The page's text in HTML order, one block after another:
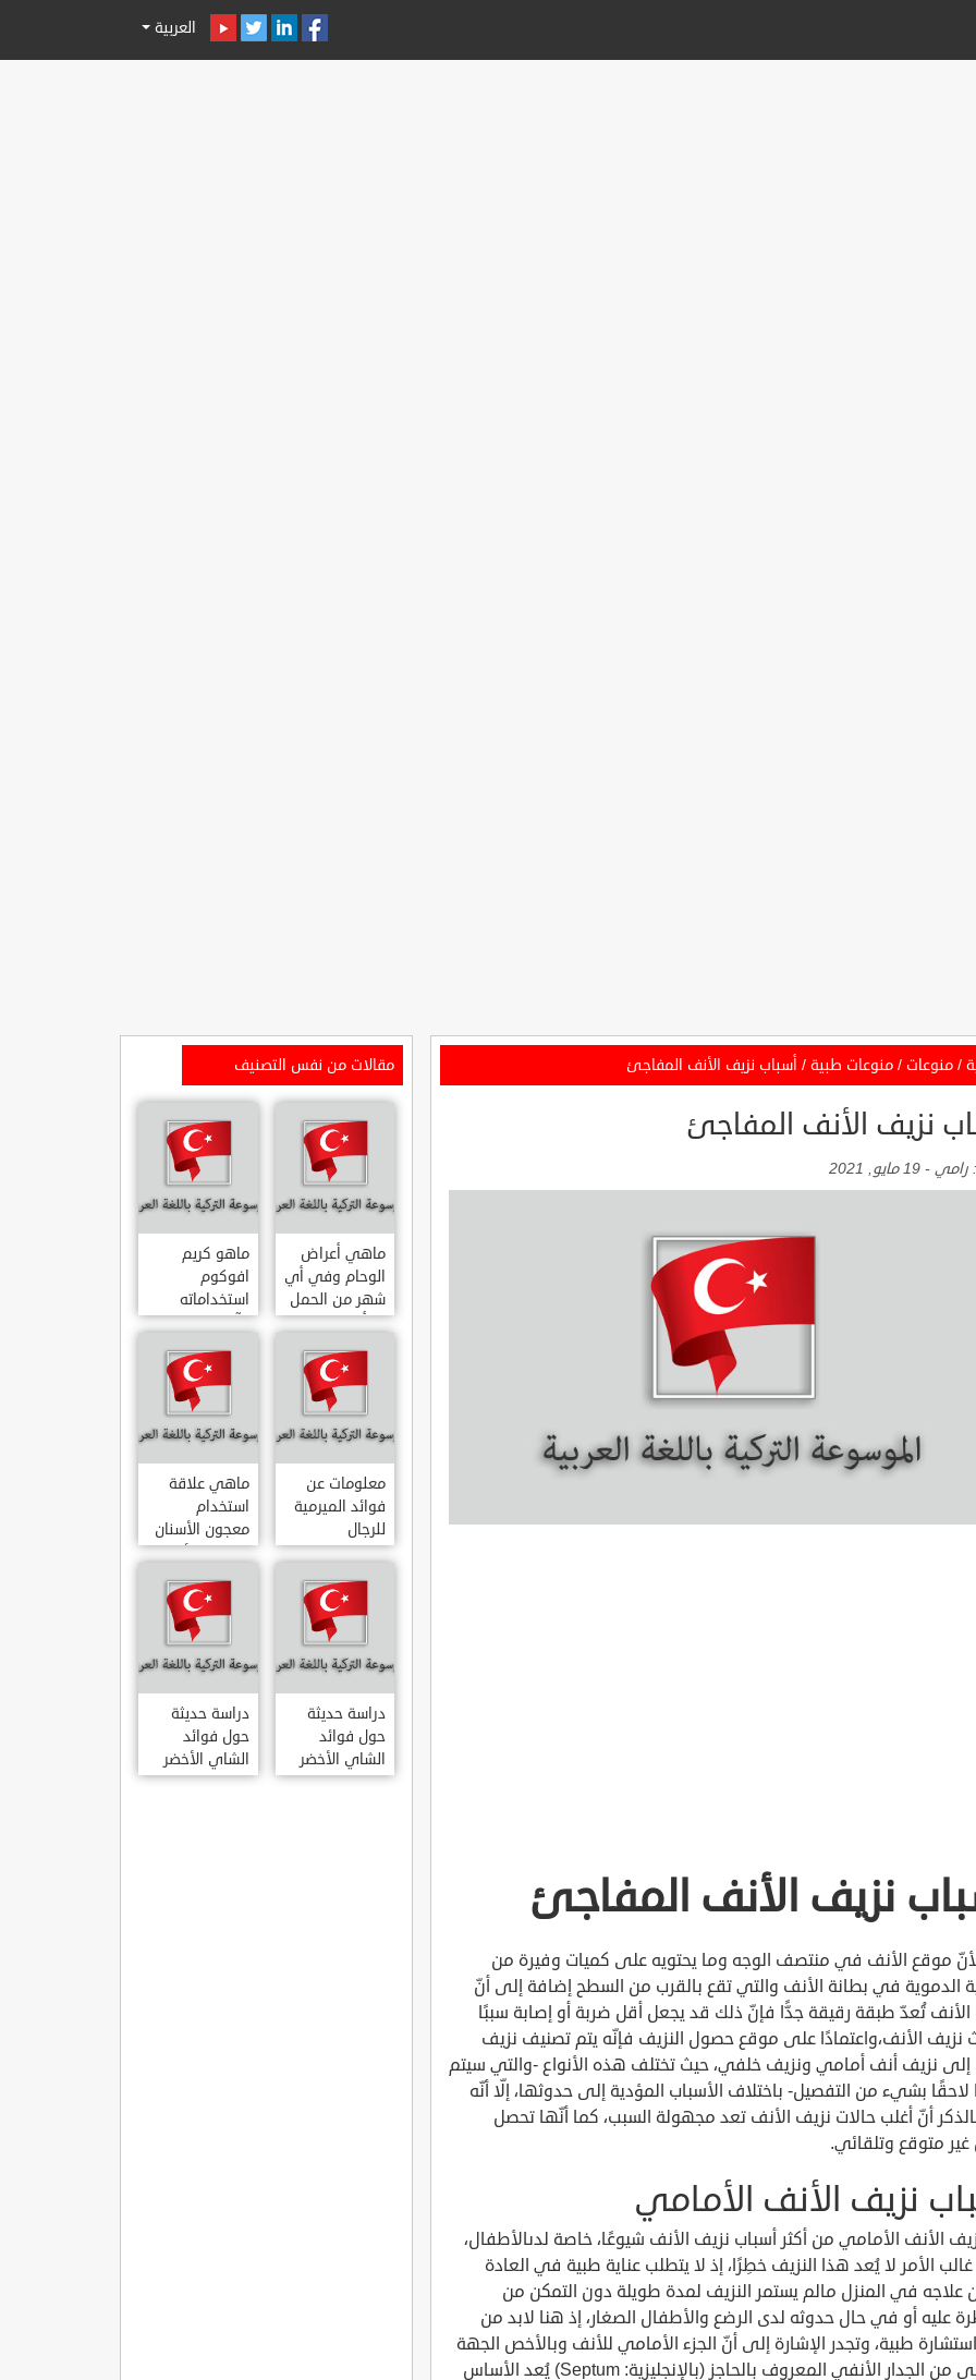
العربية
/ منوعات / منوعات طبية / أسباب نزيف الأنف المفاجئ
نزيف الأنف المفاجئ
رامي - 19 مايو, 2021
نزيف الأنف المفاجئ
موقع الأنف في منتصف الوجه وما يحتويه على كميات وفيرة من
الدموية في بطانة الأنف والتي تقع بالقرب من السطح إضافة إلى أنّ
الأنف تُعدّ طبقة رقيقة جدًّا فإنّ ذلك قد يجعل أقل ضربة أو إصابة سببًا
نزيف الأنف،واعتمادًا على موقع حصول النزيف فإنّه يتم تصنيف نزيف
إلى نزيف أنف أمامي ونزيف خلفي، حيث تختلف هذه الأنواع -والتي سيتم
لاحقًا بشيء من التفصيل- باختلاف الأسباب المؤدية إلى حدوثها، إلّا أنّه
أنّ أغلب حالات نزيف الأنف تعد مجهولة السبب، كما أنّها تحصل
متوقع وتلقائي.
نزيف الأنف الأمامي
الأنف الأمامي من أكثر أسباب نزيف الأنف شيوعًا، خاصة لدىالأطفال،
الأمر لا يُعد هذا النزيف خطِرًا، إذ لا يتطلب عناية طبية في العادة
علاجه في المنزل مالم يستمر النزيف لمدة طويلة دون التمكن من
عليه أو في حال حدوثه لدى الرضع والأطفال الصغار، إذ هنا لابد من
طبية، وتجدر الإشارة إلى أنّ الجزء الأمامي للأنف وبالأخص الجهة
السفلى من الجدار الأنفي المعروف بالحاجز (بالإنجليزية: Septum) يُعد الأساس
مقالات من نفس التصنيف
ماهي أعراض
الوحام وفي أي
شهر من الحمل
يبدأ
ماهو كريم
افوكوم
استخداماته
وآثاره الجانبية
معلومات عن
فوائد الميرمية
للرجال
ماهي علاقة
استخدام
معجون الأسنان
بالتهاب الأمعاء
دراسة حديثة
حول فوائد
الشاي الأخضر
دراسة حديثة
حول فوائد
الشاي الأخضر
لعلاج التهاب